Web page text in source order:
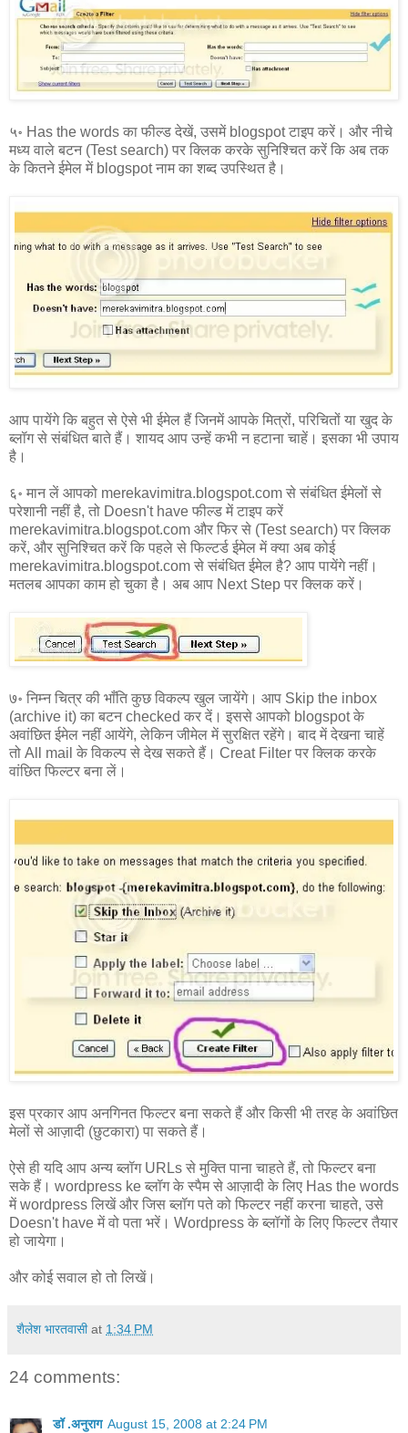
५॰ Has the words का फील्ड देखें, उसमें blogspot टाइप करें। और नीचे
मध्य वाले बटन (Test search) पर क्लिक करके सुनिश्चित करें कि अब तक
के कितने ईमेल में blogspot नाम का शब्द उपस्थित है।
आप पायेंगे कि बहुत से ऐसे भी ईमेल हैं जिनमें आपके मित्रों, परिचितों या खुद के
ब्लॉग से संबंधित बाते हैं। शायद आप उन्हें कभी न हटाना चाहें। इसका भी उपाय
है।
६॰ मान लें आपको merekavimitra.blogspot.com से संबंधित ईमेलों से
परेशानी नहीं है, तो Doesn't have फील्ड में टाइप करें
merekavimitra.blogspot.com और फिर से (Test search) पर क्लिक
करें, और सुनिश्चित करें कि पहले से फिल्टर्ड ईमेल में क्या अब कोई
merekavimitra.blogspot.com से संबंधित ईमेल है? आप पायेंगे नहीं।
मतलब आपका काम हो चुका है। अब आप Next Step पर क्लिक करें।
७॰ निम्न चित्र की भाँति कुछ विकल्प खुल जायेंगे। आप Skip the inbox
(archive it) का बटन checked कर दें। इससे आपको blogspot के
अवांछित ईमेल नहीं आयेंगे, लेकिन जीमेल में सुरक्षित रहेंगे। बाद में देखना चाहें
तो All mail के विकल्प से देख सकते हैं। Creat Filter पर क्लिक करके
वांछित फिल्टर बना लें।
इस प्रकार आप अनगिनत फिल्टर बना सकते हैं और किसी भी तरह के अवांछित
मेलों से आज़ादी (छुटकारा) पा सकते हैं।
ऐसे ही यदि आप अन्य ब्लॉग URLs से मुक्ति पाना चाहते हैं, तो फिल्टर बना
सके हैं। wordpress ke ब्लॉग के स्पैम से आज़ादी के लिए Has the words
में wordpress लिखें और जिस ब्लॉग पते को फिल्टर नहीं करना चाहते, उसे
Doesn't have में वो पता भरें। Wordpress के ब्लॉगों के लिए फिल्टर तैयार
हो जायेगा।
और कोई सवाल हो तो लिखें।
शैलेश भारतवासी at 1:34 PM
24 comments:
डॉ .अनुराग August 15, 2008 at 2:24 PM